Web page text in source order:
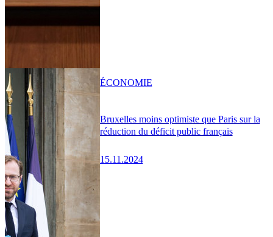
Bruxelles moins optimiste que Paris sur la
réduction du déficit public français
15.11.2024
ÉCONOMIE